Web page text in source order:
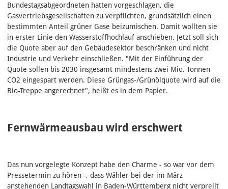
Bundestagsabgeordneten hatten vorgeschlagen, die
Gasvertriebsgesellschaften zu verpflichten, grundsätzlich einen
bestimmten Anteil grüner Gase beizumischen. Damit wollten sie
in erster Linie den Wasserstoffhochlauf anschieben. Jetzt soll sich
die Quote aber auf den Gebäudesektor beschränken und nicht
Industrie und Verkehr einschließen. "Mit der Einführung der
Quote sollen bis 2030 insgesamt mindestens zwei Mio. Tonnen
CO2 eingespart werden. Diese Grüngas-/Grünölquote wird auf die
Bio-Treppe angerechnet", heißt es in dem Papier.
Fernwärmeausbau wird erschwert
Das nun vorgelegte Konzept habe den Charme - so war vor dem
Pressetermin zu hören -, dass Wähler bei der im März
anstehenden Landtagswahl in Baden-Württemberg nicht verprellt